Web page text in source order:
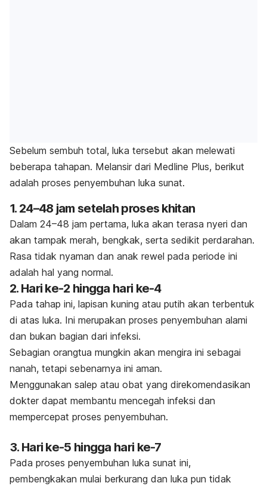
Sebelum sembuh total, luka tersebut akan melewati
beberapa tahapan. Melansir dari Medline Plus, berikut
adalah proses penyembuhan luka sunat.
1. 24–48 jam setelah proses khitan
Dalam 24–48 jam pertama, luka akan terasa nyeri dan
akan tampak merah, bengkak, serta sedikit perdarahan.
Rasa tidak nyaman dan anak rewel pada periode ini
adalah hal yang normal.
2. Hari ke-2 hingga hari ke-4
Pada tahap ini, lapisan kuning atau putih akan terbentuk
di atas luka. Ini merupakan proses penyembuhan alami
dan bukan bagian dari infeksi.
Sebagian orangtua mungkin akan mengira ini sebagai
nanah, tetapi sebenarnya ini aman.
Menggunakan salep atau obat yang direkomendasikan
dokter dapat membantu mencegah infeksi dan
mempercepat proses penyembuhan.
3. Hari ke-5 hingga hari ke-7
Pada proses penyembuhan luka sunat ini,
pembengkakan mulai berkurang dan luka pun tidak